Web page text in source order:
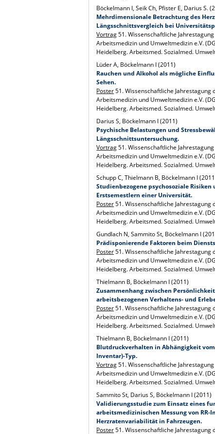
Böckelmann I, Seik Ch, Pfister E, Darius S.
Mehrdimensionale Betrachtung des
Längsschnittsvergleich bei
Vortrag51. Wissenschaftliche
Arbeitsmedizin und Umweltmedizin e.V.
Heidelberg. Arbeitsmed. Sozialmed.
Lüder A, Böckelmann I (2011)
Rauchen und Alkohol als mögliche
Sehen.
Poster51. Wissenschaftliche
Arbeitsmedizin und Umweltmedizin e.V.
Heidelberg. Arbeitsmed. Sozialmed.
Darius S, Böckelmann I (2011)
Psychische Belastungen und
Längsschnittsuntersuchung.
Vortrag51. Wissenschaftliche
Arbeitsmedizin und Umweltmedizin e.V.
Heidelberg. Arbeitsmed. Sozialmed.
Schupp C, Thielmann B, Böckelmann I
Studienbezogene psychosoziale Risiken
Erstsemestlern einer Universität.
Poster51. Wissenschaftliche
Arbeitsmedizin und Umweltmedizin e.V.
Heidelberg. Arbeitsmed. Sozialmed.
Gundlach N, Sammito St, Böckelmann I
Prädisponierende Faktoren beim
Poster51. Wissenschaftliche
Arbeitsmedizin und Umweltmedizin e.V.
Heidelberg. Arbeitsmed. Sozialmed.
Thielmann B, Böckelmann I (2011)
Zusammenhang zwischen
arbeitsbezogenen Verhaltens- und
Poster51. Wissenschaftliche
Arbeitsmedizin und Umweltmedizin e.V.
Heidelberg. Arbeitsmed. Sozialmed.
Thielmann B, Böckelmann I (2011)
Blutdruckverhalten in Abhängigkeit
Inventar)-Typ.
Vortrag51. Wissenschaftliche
Arbeitsmedizin und Umweltmedizin e.V.
Heidelberg. Arbeitsmed. Sozialmed.
Sammito St, Darius S, Böckelmann I (2011)
Validierungsstudie zum Einsatz eines
arbeitsmedizinischen Messung von RR-
Herzratenvariabilität in Fahrzeugen.
Poster51. Wissenschaftliche